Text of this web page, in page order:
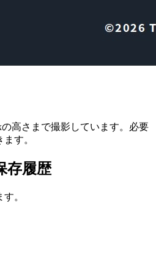
高さまで撮影しています。必要
す。
存履歴
。